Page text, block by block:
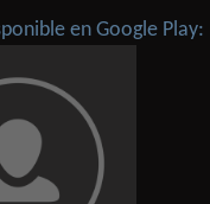
en Google Play: